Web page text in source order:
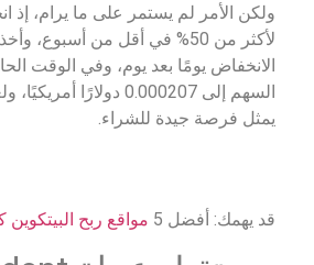
ولكن الأمر لم يستمر على ما يرام، إذ
لأكثر من 50% في أقل من أسبوع،
الانخفاض يومًا بعد يوم، وفي الوقت
السهم إلى 0.000207 دولارًا
يمثل فرصة جيدة للشراء.
قد يهمك: أفضل 5 مواقع ربح البيتكوين كل 5